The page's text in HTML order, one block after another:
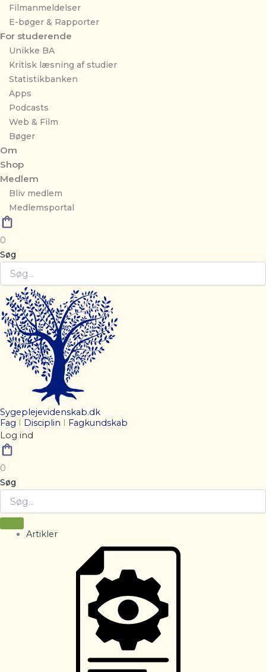
Filmanmeldelser
E-bøger & Rapporter
For studerende
Unikke BA
Kritisk læsning af studier
Statistikbanken
Apps
Podcasts
Web & Film
Bøger
Om
Shop
Medlem
Bliv medlem
Medlemsportal
0
Søg
Sygeplejevidenskab.dk
Fag
Disciplin
Fagkundskab
Log ind
0
Søg
Artikler